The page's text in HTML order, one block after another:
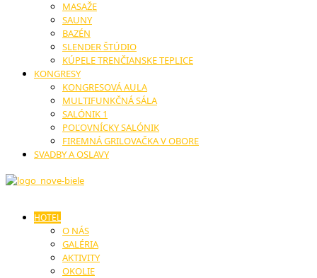
MASAŽE
SAUNY
BAZÉN
SLENDER ŠTÚDIO
KÚPELE TRENČIANSKE TEPLICE
KONGRESY
KONGRESOVÁ AULA
MULTIFUNKČNÁ SÁLA
SALÓNIK 1
POĽOVNÍCKY SALÓNIK
FIREMNÁ GRILOVAČKA V OBORE
SVADBY A OSLAVY
HOTEL
O NÁS
GALÉRIA
AKTIVITY
OKOLIE